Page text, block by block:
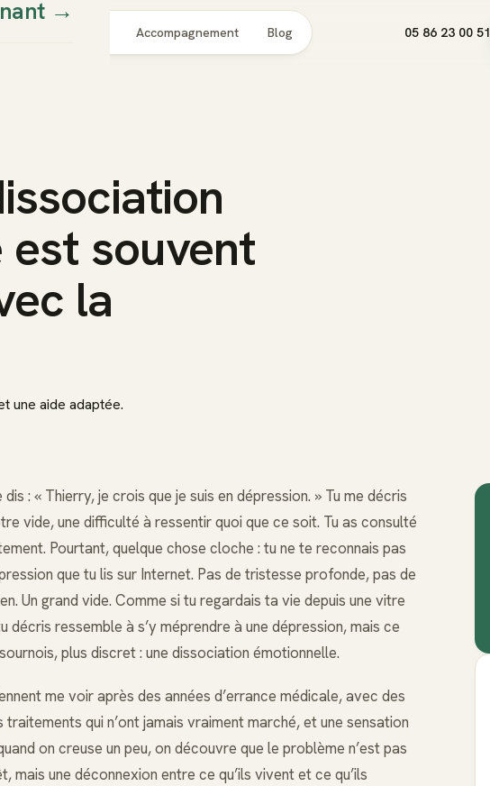
Accompagnement Blog 05 86 23 00 51
→
souvent
la
une aide adaptée.
: « Thierry, je crois que je suis en dépression. » Tu me décris
vide, une difficulté à ressentir quoi que ce soit. Tu as consulté
Pourtant, quelque chose cloche : tu ne te reconnais pas
que tu lis sur Internet. Pas de tristesse profonde, pas de
Un grand vide. Comme si tu regardais ta vie depuis une vitre
décris ressemble à s’y méprendre à une dépression, mais ce
plus discret : une dissociation émotionnelle.
me voir après des années d’errance médicale, avec des
qui n’ont jamais vraiment marché, et une sensation
on creuse un peu, on découvre que le problème n’est pas
mais une déconnexion entre ce qu’ils vivent et ce qu’ils